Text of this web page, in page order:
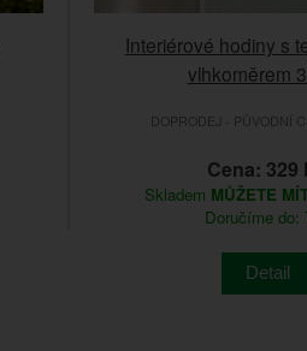
Interiérové hodiny s
vlhkoměrem
DOPRODEJ - PŮVODNÍ
Cena: 329
Skladem MŮŽETE
Doručíme do:
Detail